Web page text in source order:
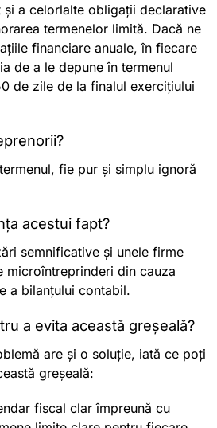
și a celorlalte obligații declarative
termenelor limită. Dacă ne
financiare anuale, în fiecare
de a le depune în termenul
de zile de la finalul exercițiului
fie pur și simplu ignoră
acestui fapt?
semnificative și unele firme
microîntreprinderi din cauza
a bilanțului contabil.
a evita această greșeală?
are și o soluție, iată ce poți
greșeală:
fiscal clar împreună cu